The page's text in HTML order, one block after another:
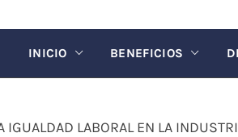
INICIO BENEFICIOS
IGUALDAD LABORAL EN LA